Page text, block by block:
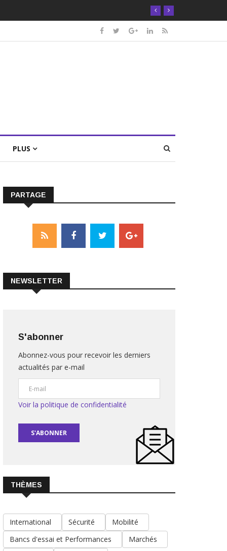
PLUS
PARTAGE
NEWSLETTER
S'abonner
Abonnez-vous pour recevoir les derniers
actualités par e-mail
Voir la politique de confidentialité
S'ABONNER
THÈMES
International Sécurité
Mobilité
Bancs d'essai et Performances
Marchés